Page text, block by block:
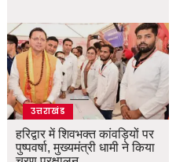
उत्तराखंड
हरिद्वार में शिवभक्त कांवड़ियों पर
पुष्पवर्षा, मुख्यमंत्री धामी ने किया